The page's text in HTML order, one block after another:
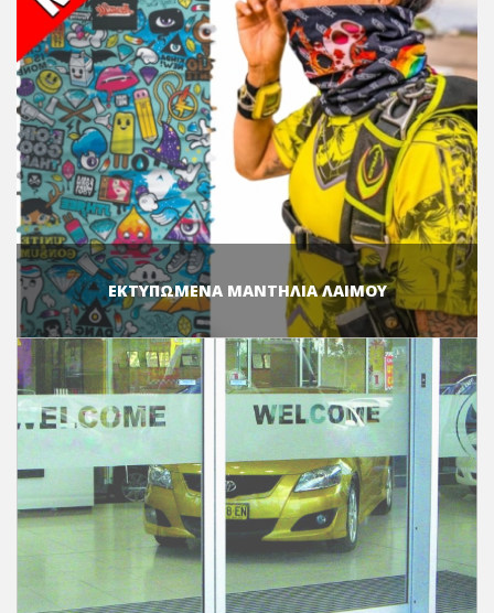
ΕΚΤΥΠΩΜΕΝΑ ΜΑΝΤΗΛΙΑ ΛΑΙΜΟΥ